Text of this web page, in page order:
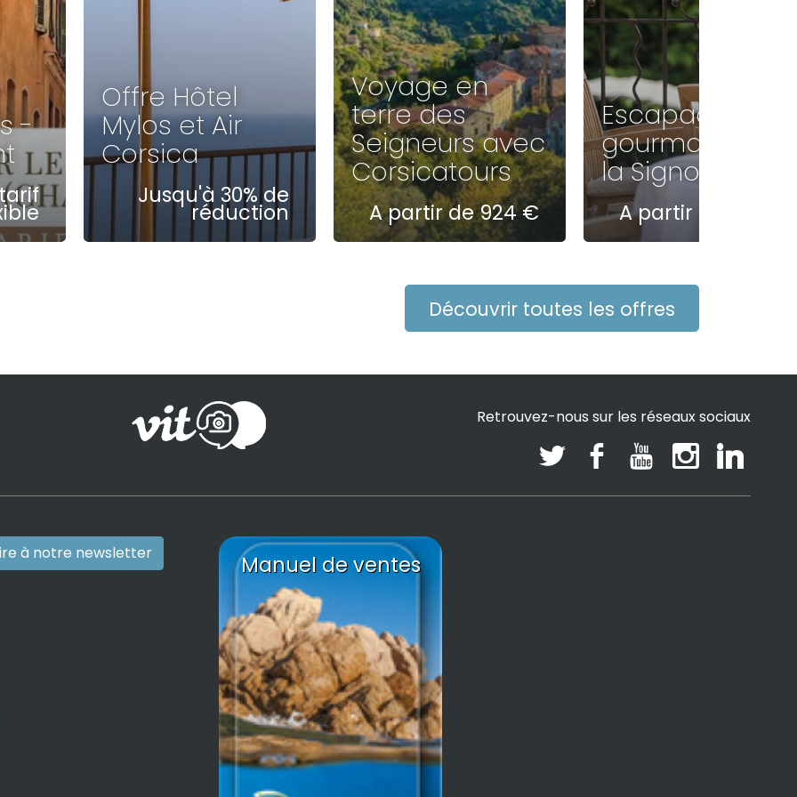
-
Offre Hôtel
Mylos et Air
Corsica
Jusqu'à 30% de
réduction
Voyage en
terre des
Seigneurs avec
Corsicatours
A partir de 924 €
Escapade
gourmande à
la Signoria*****
A partir de 595 €
Découvrir toutes les offres
Retrouvez-nous sur les réseaux sociaux
à notre newsletter Manuel de ventes